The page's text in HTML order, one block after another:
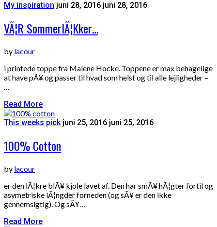
My inspiration juni 28, 2016 juni 28, 2016
VÃ¦r SommerlÃ¦kker…
by lacour
i printede toppe fra Malene Hocke. Toppene er max behagelige
at have pÃ¥ og passer til hvad som helst og til alle lejligheder –
…
Read More
This weeks pick juni 25, 2016 juni 25, 2016
100% Cotton
by lacour
er den lÃ¦kre blÃ¥ kjole lavet af. Den har smÃ¥ hÃ¦gter fortil og
asymetriske lÃ¦ngder forneden (og sÃ¥ er den ikke
gennemsigtig). Og sÃ¥…
Read More